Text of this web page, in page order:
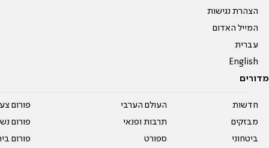
הצהרת נגישות
המייל האדום
עברית
English
מדורים
חדשות
מבזקים
ביטחוני
העולם הערבי
תרבות ופנאי
ספורט
פורום
פורום
פורום